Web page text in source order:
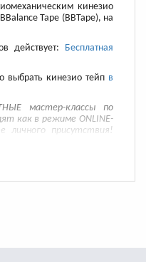
кинезио
Tape (BBTape), на
действует: Бесплатная
выбрать кинезио тейп в
мастер-классы по
как в режиме ONLINE-
присутствия!